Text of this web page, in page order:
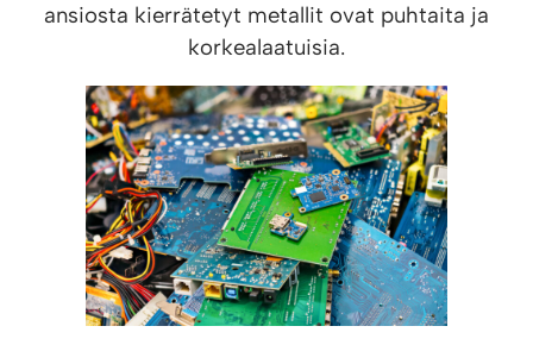
ansiosta kierrätetyt metallit ovat puhtaita ja
korkealaatuisia.